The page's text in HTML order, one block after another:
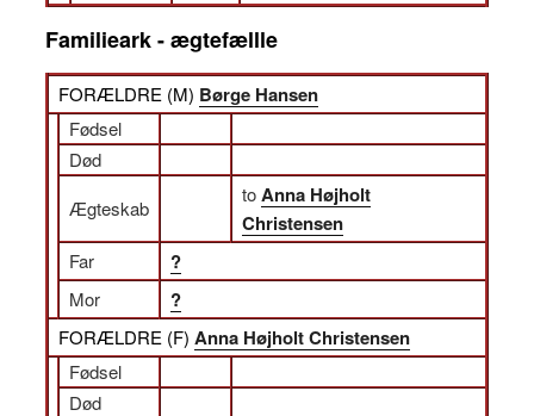
Familieark - ægtefællle
FORÆLDRE (M) Børge Hansen
Fødsel
Død
Ægteskab
toAnna Højholt
Christensen
Far ?
Mor ?
FORÆLDRE (F) Anna Højholt Christensen
Fødsel
Død